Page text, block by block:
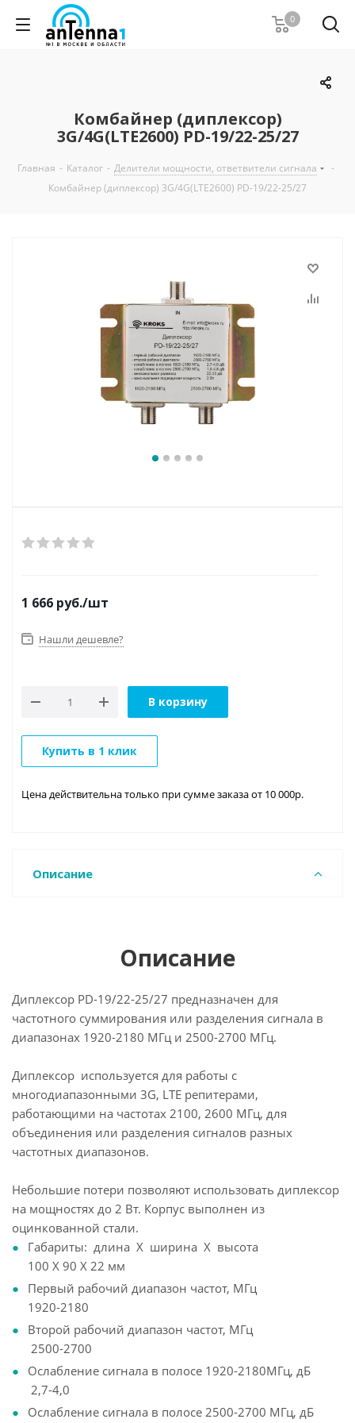
0
Комбайнер (диплексор)
3G/4G(LTE2600) PD-19/22-25/27
Главная - Каталог - Делители мощности, ответвители сигнала
-
Комбайнер (диплексор) 3G/4G(LTE2600) PD-19/22-25/27
1 666 руб./шт
Нашли дешевле?
В корзину
Купить в 1 клик
Цена действительна только при сумме заказа от 10 000р.
Описание
Описание
Диплексор PD-19/22-25/27 предназначен для
частотного суммирования или разделения сигнала в
диапазонах 1920-2180 МГц и 2500-2700 МГц.
Диплексор используется для работы с
многодиапазонными 3G, LTE репитерами,
работающими на частотах 2100, 2600 МГц, для
объединения или разделения сигналов разных
частотных диапазонов.
Небольшие потери позволяют использовать диплексор
на мощностях до 2 Вт. Корпус выполнен из
оцинкованной стали.
Габариты: длина X ширина X высота
100 X 90 X 22 мм
Первый рабочий диапазон частот, МГц
1920-2180
Второй рабочий диапазон частот, МГц
2500-2700
Ослабление сигнала в полосе 1920-2180МГц, дБ
2,7-4,0
Ослабление сигнала в полосе 2500-2700 МГц, дБ